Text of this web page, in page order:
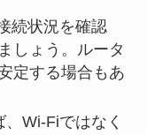
続状況を確認
しょう。ルータ
定する場合もあ
Wi-Fiではなく